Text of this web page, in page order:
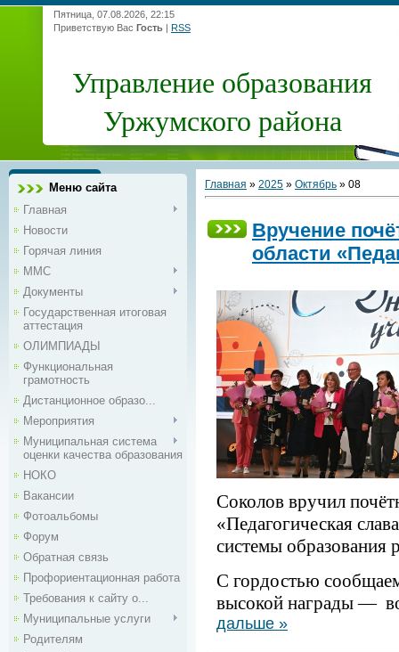
Пятница, 07.08.2026, 22:15
Приветствую Вас Гость | RSS
Управление образования
Уржумского района
Меню сайта
Главная
Новости
Горячая линия
ММС
Документы
Государственная итоговая
аттестация
ОЛИМПИАДЫ
Функциональная
грамотность
Дистанционное образо...
Мероприятия
Муниципальная система
оценки качества образования
НОКО
Вакансии
Фотоальбомы
Форум
Обратная связь
Профориентационная работа
Требования к сайту о...
Муниципальные услуги
Родителям
Главная » 2025 » Октябрь » 08
Вручение
области
Соколов вручил
«Педагогическая
системы образования
С гордостью
высокой награды —
дальше »